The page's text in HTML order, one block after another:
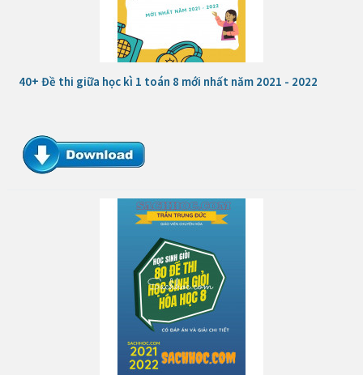
40+ Đề thi giữa học kì 1 toán 8 mới nhất năm 2021 - 2022